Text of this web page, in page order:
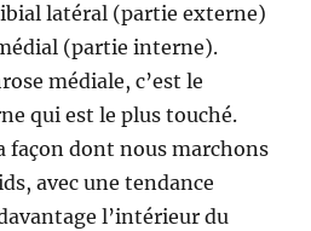
latéral (partie externe)
(partie interne).
médiale, c’est le
qui est le plus touché.
façon dont nous marchons
avec une tendance
l’intérieur du